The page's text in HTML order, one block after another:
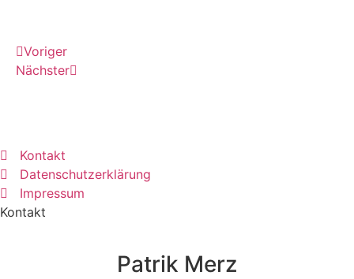
Vori­ger
Nächs­ter
Kontakt
Datenschutzerklärung
Impressum
Kontakt
Patrik Merz